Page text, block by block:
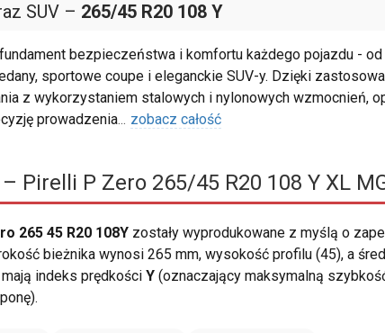
SUV – 265/45 R20 108 Y
bezpieczeństwa i komfortu każdego pojazdu -
sportowe coupe i eleganckie SUV-y. Dzięki
z wykorzystaniem stalowych i nylonowych wzmocnień,
prowadzenia... zobacz całość
– Pirelli P Zero 265/45 R20 108 Y XL
265 45 R20 108Y zostały wyprodukowane z myślą o
bieżnika wynosi 265 mm, wysokość profilu (45), a
mają indeks prędkości Y (oznaczający maksymalną